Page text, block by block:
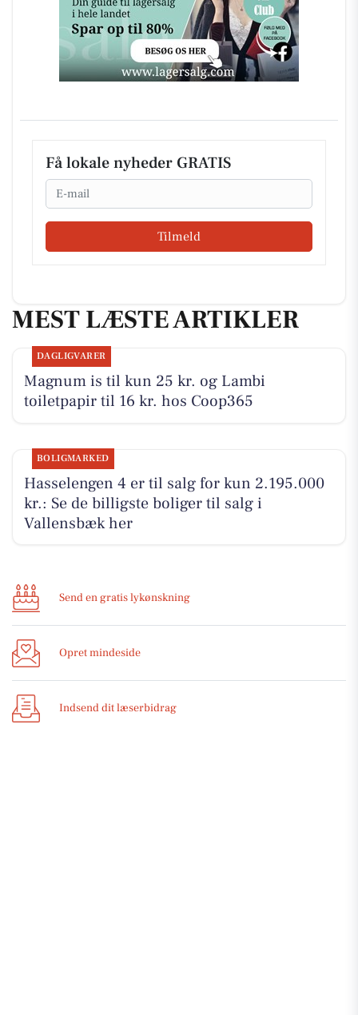
Få lokale nyheder GRATIS
Email
Tilmeld
MEST LÆSTE ARTIKLER
DAGLIGVARER
Magnum is til kun 25 kr. og Lambi
toiletpapir til 16 kr. hos Coop365
BOLIGMARKED
Hasselengen 4 er til salg for kun 2.195.000
kr.: Se de billigste boliger til salg i
Vallensbæk her
Send en gratis lykønskning
Opret mindeside
Indsend dit læserbidrag